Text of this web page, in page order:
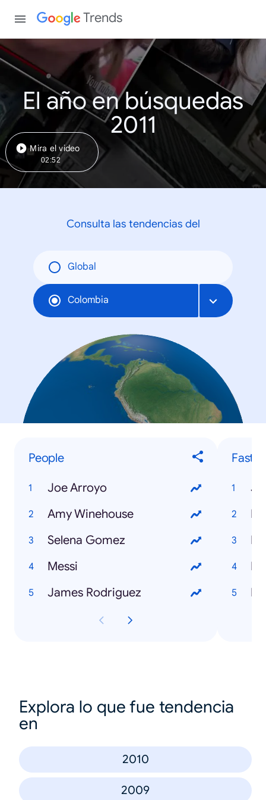
Trends
El año en búsquedas
2011
Mira el video
02:52
Consulta las tendencias del
Global
Colombia
People
Joe Arroyo
Amy Winehouse
Selena Gomez
Messi
James Rodriguez
Explora lo que fue tendencia
en
2010
2009